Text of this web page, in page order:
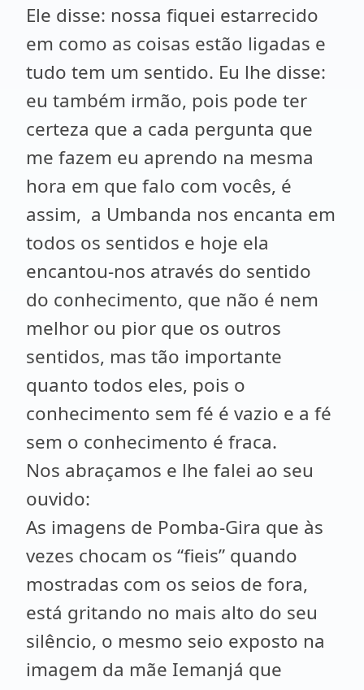
Ele disse: nossa fiquei estarrecido
em como as coisas estão ligadas e
tudo tem um sentido. Eu lhe disse:
eu também irmão, pois pode ter
certeza que a cada pergunta que
me fazem eu aprendo na mesma
hora em que falo com vocês, é
assim, a Umbanda nos encanta em
todos os sentidos e hoje ela
encantou-nos através do sentido
do conhecimento, que não é nem
melhor ou pior que os outros
sentidos, mas tão importante
quanto todos eles, pois o
conhecimento sem fé é vazio e a fé
sem o conhecimento é fraca.
Nos abraçamos e lhe falei ao seu
ouvido:
As imagens de Pomba-Gira que às
vezes chocam os “fieis” quando
mostradas com os seios de fora,
está gritando no mais alto do seu
silêncio, o mesmo seio exposto na
imagem da mãe Iemanjá que